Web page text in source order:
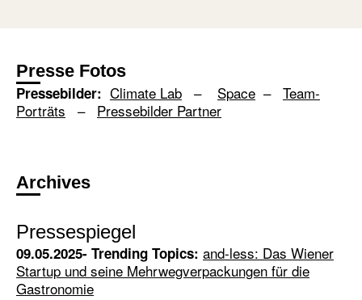
Presse Fotos
Pressebilder: Climate Lab – Space – Team-
Porträts – Pressebilder Partner
Archives
Pressespiegel
09.05.2025- Trending Topics: and-less: Das Wiener
Startup und seine Mehrwegverpackungen für die
Gastronomie